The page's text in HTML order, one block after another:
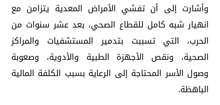
وأشارت إلى أن تفشي الأمراض المعدية يتزامن مع
انهيار شبه كامل للقطاع الصحي، بعد عشر سنوات من
الحرب، التي تسببت بتدمير المستشفيات والمراكز
الصحية، ونقص الأجهزة الطبية والأدوية، وصعوبة
وصول الأسر المحتاجة إلى الرعاية بسبب الكلفة المالية
الباهظة.